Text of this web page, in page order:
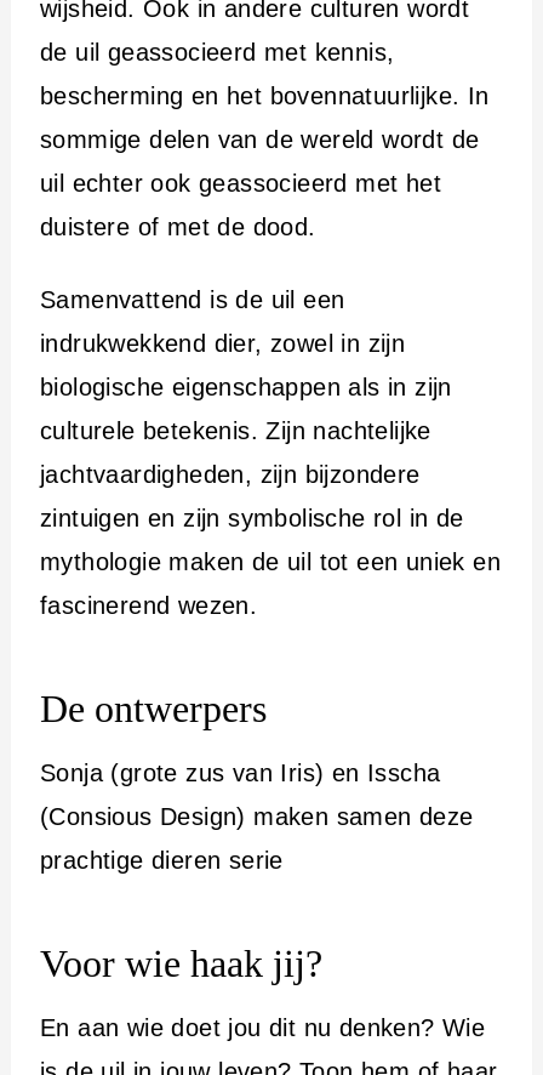
wijsheid. Ook in andere culturen wordt
de uil geassocieerd met kennis,
bescherming en het bovennatuurlijke. In
sommige delen van de wereld wordt de
uil echter ook geassocieerd met het
duistere of met de dood.
Samenvattend is de uil een
indrukwekkend dier, zowel in zijn
biologische eigenschappen als in zijn
culturele betekenis. Zijn nachtelijke
jachtvaardigheden, zijn bijzondere
zintuigen en zijn symbolische rol in de
mythologie maken de uil tot een uniek en
fascinerend wezen.
De ontwerpers
Sonja (grote zus van Iris) en Isscha
(Consious Design) maken samen deze
prachtige dieren serie
Voor wie haak jij?
En aan wie doet jou dit nu denken? Wie